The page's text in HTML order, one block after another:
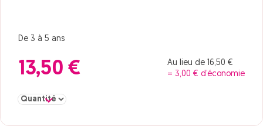
De 3 à 5 ans
13,50 €
Au lieu de 16,50 €
= 3,00 € d’économie
Sélectionner la quantité pour Explorateur journée